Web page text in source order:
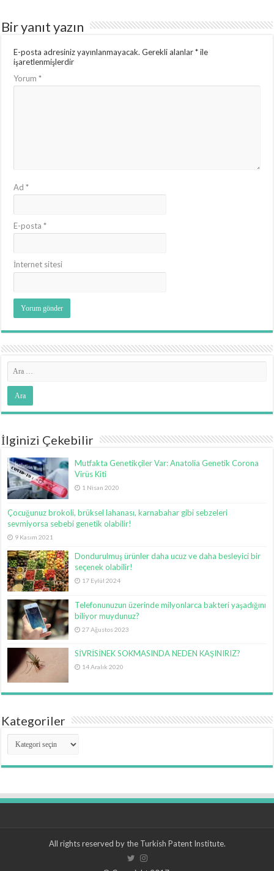
Bir yanıt yazın
E-posta adresiniz yayınlanmayacak. Gerekli alanlar*ile
işaretlenmişlerdir
Yorum*
Ad*
E-posta*
İnternet sitesi
İlginizi Çekebilir
Mutfakta Genetikçiler Var: Anatolia Genetik Corona
Virüs Kiti
1 Nisan 2020
Çocuğunuz brokoli, brüksel lahanası, karnabahar gibi sebzeleri
sevmiyorsa sebebi genetik olabilir!
9 Kasım 2021
Dondurulmuş ürünler daha ucuz ve daha besleyici bir
seçenek olabilir!
17 Eylül 2024
Telefonunuzun üzerinde milyonlarca bakteri yaşadığını
biliyor muydunuz?
27 Ağustos 2023
SİVRİSİNEK SOKMASINDA NEDEN KAŞINIRIZ?
14 Aralık 2020
Kategoriler
Kategoriler
All rights reserved by the Turkish Patent Institute.